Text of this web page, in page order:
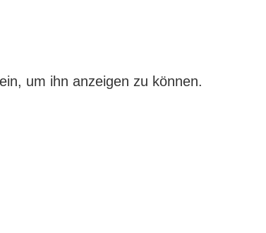
um ihn anzeigen zu können.